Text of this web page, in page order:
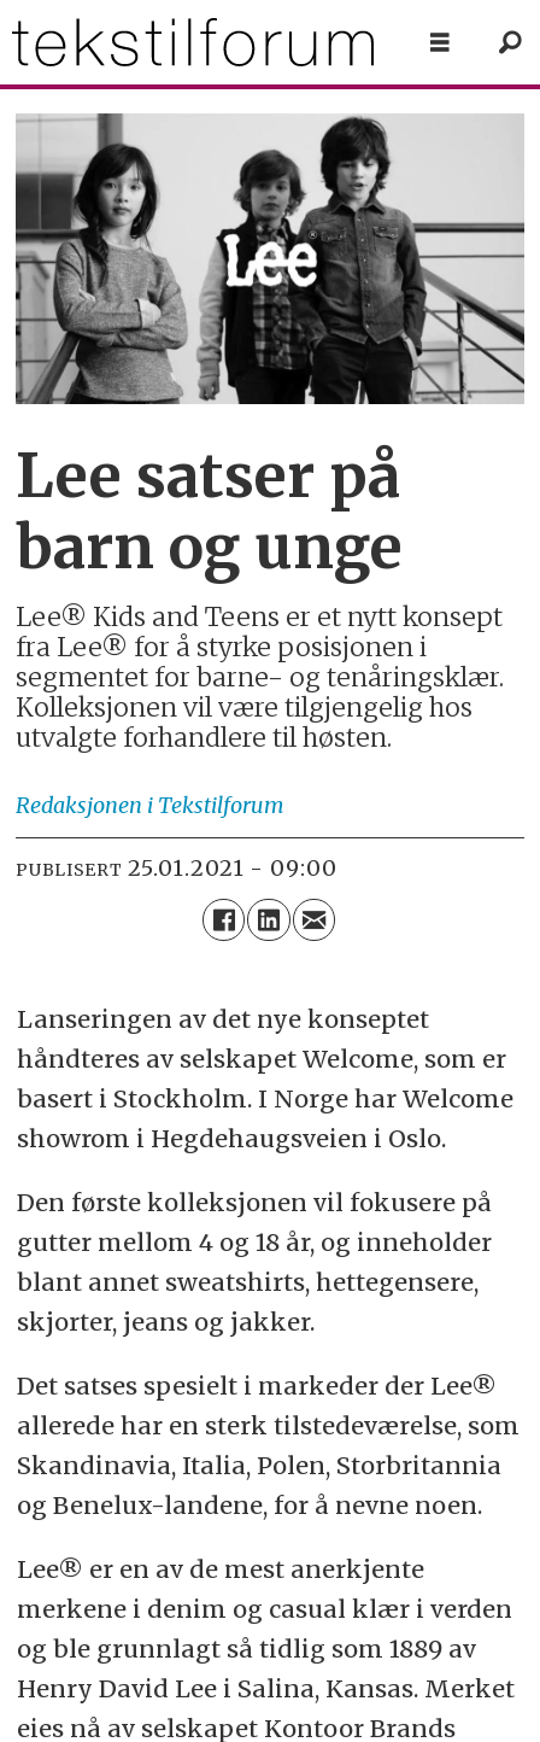
Lee satser på
barn og unge
Lee® Kids and Teens er et nytt konsept
fra Lee® for å styrke posisjonen i
segmentet for barne- og tenåringsklær.
Kolleksjonen vil være tilgjengelig hos
utvalgte forhandlere til høsten.
Redaksjonen i Tekstilforum
PUBLISERT 25.01.2021 - 09:00
Lanseringen av det nye konseptet
håndteres av selskapet Welcome, som er
basert i Stockholm.I Norge har Welcome
showrom i Hegdehaugsveien i Oslo.
Den første kolleksjonen vil fokusere på
gutter mellom 4 og 18 år, og inneholder
blant annet sweatshirts, hettegensere,
skjorter, jeans og jakker.
Det satses spesielt i markeder der Lee®
allerede har en sterk tilstedeværelse, som
Skandinavia, Italia, Polen, Storbritannia
og Benelux-landene, for å nevne noen.
Lee® er en av de mest anerkjente
merkene i denim og casual klær i verden
og ble grunnlagt så tidlig som 1889 av
Henry David Lee i Salina, Kansas. Merket
eies nå av selskapet Kontoor Brands